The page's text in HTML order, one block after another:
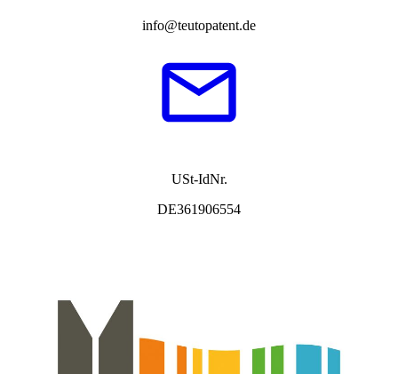
info@teutopatent.de
USt-IdNr.
DE361906554